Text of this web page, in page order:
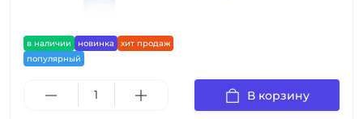
в наличии новинка
хит продаж
популярный
В корзину